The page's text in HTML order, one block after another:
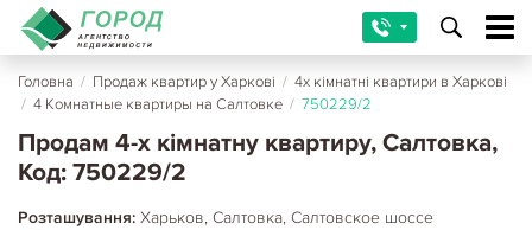
Головна / Продаж квартир у Харкові / 4х кімнатні квартири в Харкові
/ 4 Комнатные квартиры на Салтовке / 750229/2
Продам 4-х кімнатну квартиру, Салтовка,
Код: 750229/2
Розташування: Харьков, Салтовка, Салтовское шоссе